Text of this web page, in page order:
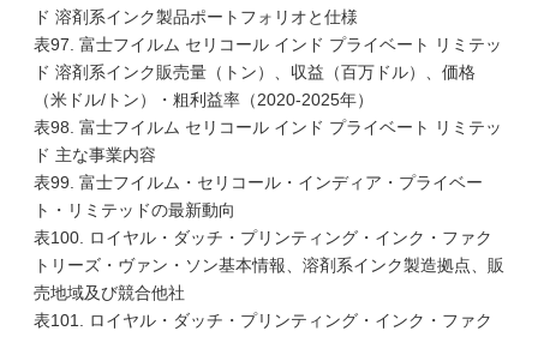
ド 溶剤系インク製品ポートフォリオと仕様
表97. 富士フイルム セリコール インド プライベート リミテッ
ド 溶剤系インク販売量（トン）、収益（百万ドル）、価格
（米ドル/トン）・粗利益率（2020-2025年）
表98. 富士フイルム セリコール インド プライベート リミテッ
ド 主な事業内容
表99. 富士フイルム・セリコール・インディア・プライベー
ト・リミテッドの最新動向
表100. ロイヤル・ダッチ・プリンティング・インク・ファク
トリーズ・ヴァン・ソン基本情報、溶剤系インク製造拠点、販
売地域及び競合他社
表101. ロイヤル・ダッチ・プリンティング・インク・ファク